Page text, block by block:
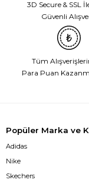
3D Secure & SSL
Güvenli
Tüm
Para Puan
Popüler Marka ve
Adidas
Nike
Skechers